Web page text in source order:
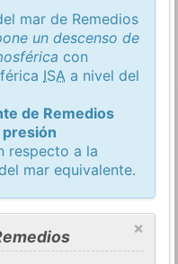
mar de Remedios
un descenso de
con
ISA a nivel del
de Remedios
presión
respecto a la
mar equivalente.
×